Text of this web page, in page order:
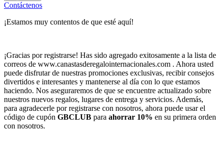
Contáctenos
¡Estamos muy contentos de que esté aquí!
¡Gracias por registrarse! Has sido agregado exitosamente a la lista de
correos de www.canastasderegalointernacionales.com . Ahora usted
puede disfrutar de nuestras promociones exclusivas, recibir consejos
divertidos e interesantes y mantenerse al día con lo que estamos
haciendo. Nos aseguraremos de que se encuentre actualizado sobre
nuestros nuevos regalos, lugares de entrega y servicios. Además,
para agradecerle por registrarse con nosotros, ahora puede usar el
código de cupón GBCLUB para ahorrar 10% en su primera orden
con nosotros.